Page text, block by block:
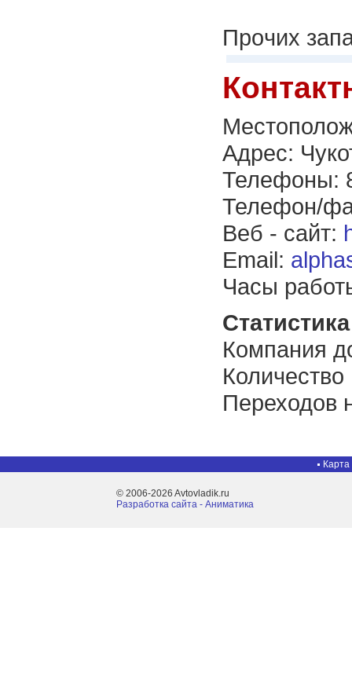
Пpoчиx
Адрес:
Телефоны:
Телефон/
Веб - сайт:
Email:
Часы
Компания
Переходов
Карта
© 2006-2026 Avtovladik.ru
Разработка сайта - Aниматика